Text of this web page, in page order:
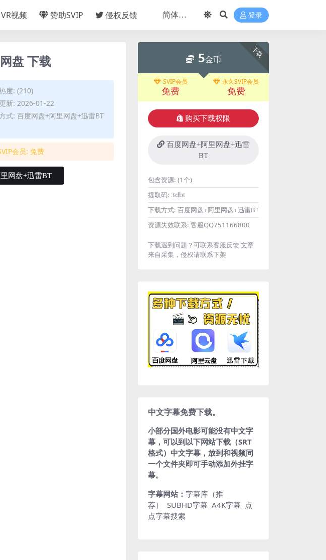
VR视频 赞助SVIP 侵权反馈 登录
盘 下载
度: (210)
新: 2026-01-22
式: 百度网盘+阿里网盘+迅雷BT
会员: 免费
网盘+迅雷BT
下载
5金币
SVIP会员
免费
永久SVIP会员
免费
购买下载权限
百度网盘+阿里网盘+迅雷
BT
包含资源: (1个)
提取码: 3dbt
下载方式: 百度网盘+阿里网盘+迅雷BT
资源失效联系: 客服QQ751166800
下载遇到问题？可联系客服反馈 文章
来自采集，侵权请联系下架
中文字幕免费下载。
小部分国外电影可能没有中文字
幕，可以到以下网站下载（SRT
格式）中文字幕，放到和视频同
一个文件夹即可手动添加外挂字
幕。
字幕网站： 字幕库（推
荐）
SUBHD字幕 A4K字幕 点
点字幕搜索